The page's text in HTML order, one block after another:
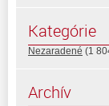
Kategórie
Nezaradené (1
Archív